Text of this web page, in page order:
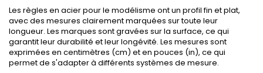
Les règles en acier pour le modélisme ont un profil fin et plat,
avec des mesures clairement marquées sur toute leur
longueur. Les marques sont gravées sur la surface, ce qui
garantit leur durabilité et leur longévité. Les mesures sont
exprimées en centimètres (cm) et en pouces (in), ce qui
permet de s'adapter à différents systèmes de mesure.